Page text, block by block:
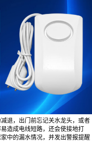
退，出门前忘记关水龙头，或者
造成电线短路，还会使接地打
中的漏水情况，并发出警报提醒